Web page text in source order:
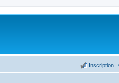
Inscription